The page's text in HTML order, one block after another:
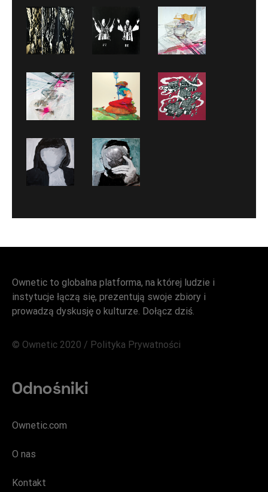
Ownetic to globalna platforma, na której ludzie i
instytucje łączą się, prezentują swoje zbiory i
prowadzą dyskusję o kulturze. Dołącz dziś.
© Ownetic 2020 / Polityka Prywatności
Odnośniki
Ownetic.com
O nas
Kontakt